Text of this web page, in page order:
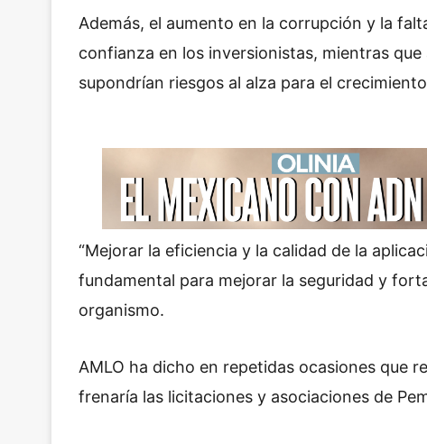
Además, el aumento en la corrupción y la
confianza en los inversionistas, mientras
supondrían riesgos al alza para el
“Mejorar la eficiencia y la calidad de la
fundamental para mejorar la seguridad y
organismo.
AMLO ha dicho en repetidas ocasiones que
frenaría las licitaciones y asociaciones de